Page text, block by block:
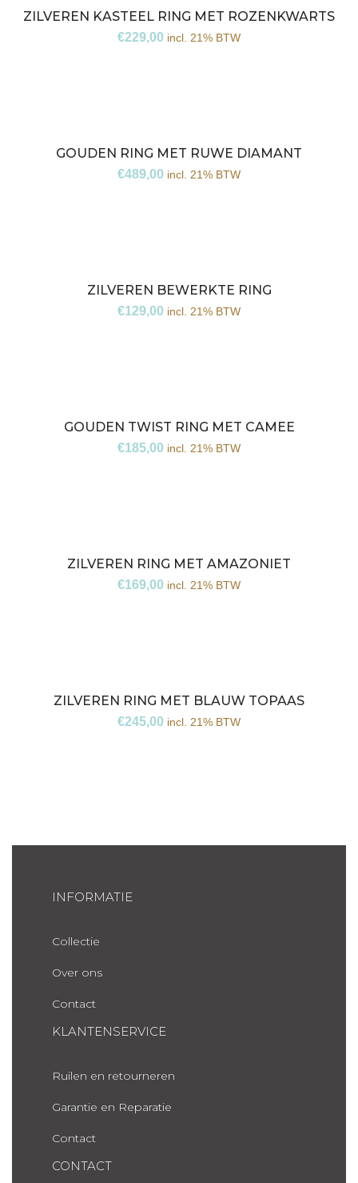
ZILVEREN KASTEEL RING MET ROZENKWARTS
€229,00 incl. 21% BTW
GOUDEN RING MET RUWE DIAMANT
€489,00 incl. 21% BTW
ZILVEREN BEWERKTE RING
€129,00 incl. 21% BTW
GOUDEN TWIST RING MET CAMEE
€185,00 incl. 21% BTW
ZILVEREN RING MET AMAZONIET
€169,00 incl. 21% BTW
ZILVEREN RING MET BLAUW TOPAAS
€245,00 incl. 21% BTW
INFORMATIE
Collectie
Over ons
Contact
KLANTENSERVICE
Ruilen en retourneren
Garantie en Reparatie
Contact
CONTACT